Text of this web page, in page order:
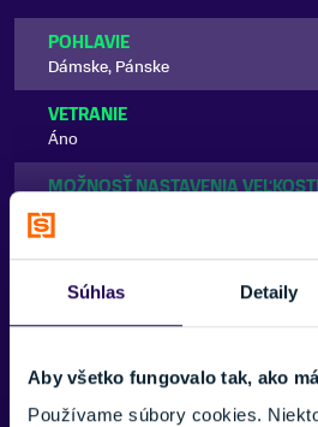
Súhlas Detaily
Aby všetko fungovalo tak, ako
Používame súbory cookies.
POHLAVIE
Dámske, Pánske
VETRANIE
Áno
MOŽNOSŤ NASTAVENIA
Áno
FARBA
Biela
ZNAČKA
Zobraziť
Zobraziť